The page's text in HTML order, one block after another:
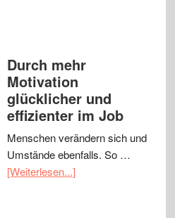
Durch mehr
Motivation
glücklicher und
effizienter im Job
Menschen verändern sich und
Umstände ebenfalls. So …
[Weiterlesen...]